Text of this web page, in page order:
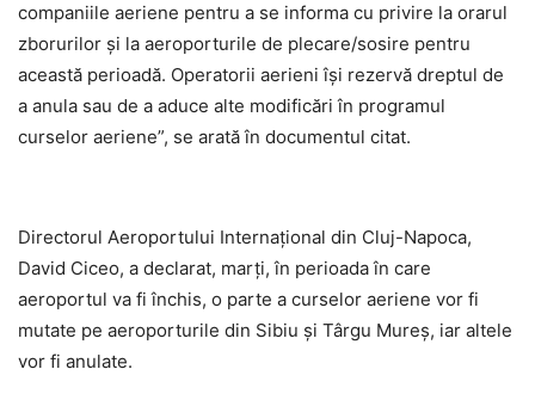
companiile aeriene pentru a se informa cu privire la orarul
zborurilor şi la aeroporturile de plecare/sosire pentru
această perioadă. Operatorii aerieni îşi rezervă dreptul de
a anula sau de a aduce alte modificări în programul
curselor aeriene”, se arată în documentul citat.
Directorul Aeroportului Internaţional din Cluj-Napoca,
David Ciceo, a declarat, marţi, în perioada în care
aeroportul va fi închis, o parte a curselor aeriene vor fi
mutate pe aeroporturile din Sibiu şi Târgu Mureş, iar altele
vor fi anulate.